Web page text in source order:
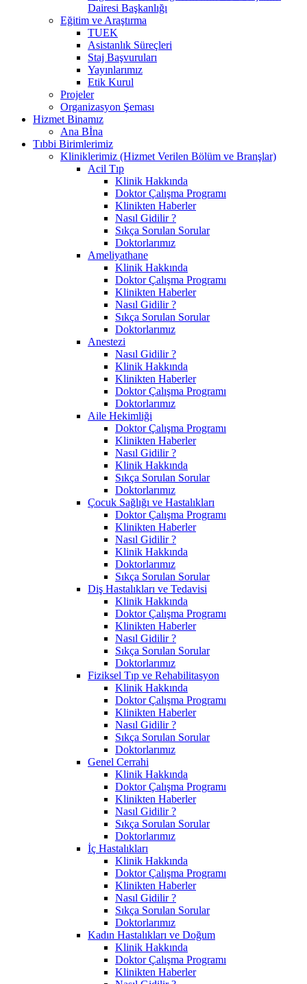
Dairesi Başkanlığı
Eğitim ve Araştırma
TUEK
Asistanlık Süreçleri
Staj Başvuruları
Yayınlarımız
Etik Kurul
Projeler
Organizasyon Şeması
Hizmet Binamız
Ana Bİna
Tıbbi Birimlerimiz
Kliniklerimiz (Hizmet Verilen Bölüm ve Branşlar)
Acil Tıp
Klinik Hakkında
Doktor Çalışma Programı
Klinikten Haberler
Nasıl Gidilir ?
Sıkça Sorulan Sorular
Doktorlarımız
Ameliyathane
Klinik Hakkında
Doktor Çalışma Programı
Klinikten Haberler
Nasıl Gidilir ?
Sıkça Sorulan Sorular
Doktorlarımız
Anestezi
Nasıl Gidilir ?
Klinik Hakkında
Klinikten Haberler
Doktor Çalışma Programı
Doktorlarımız
Aile Hekimliği
Doktor Çalışma Programı
Klinikten Haberler
Nasıl Gidilir ?
Klinik Hakkında
Sıkça Sorulan Sorular
Doktorlarımız
Çocuk Sağlığı ve Hastalıkları
Doktor Çalışma Programı
Klinikten Haberler
Nasıl Gidilir ?
Klinik Hakkında
Doktorlarımız
Sıkça Sorulan Sorular
Diş Hastalıkları ve Tedavisi
Klinik Hakkında
Doktor Çalışma Programı
Klinikten Haberler
Nasıl Gidilir ?
Sıkça Sorulan Sorular
Doktorlarımız
Fiziksel Tıp ve Rehabilitasyon
Klinik Hakkında
Doktor Çalışma Programı
Klinikten Haberler
Nasıl Gidilir ?
Sıkça Sorulan Sorular
Doktorlarımız
Genel Cerrahi
Klinik Hakkında
Doktor Çalışma Programı
Klinikten Haberler
Nasıl Gidilir ?
Sıkça Sorulan Sorular
Doktorlarımız
İç Hastalıkları
Klinik Hakkında
Doktor Çalışma Programı
Klinikten Haberler
Nasıl Gidilir ?
Sıkça Sorulan Sorular
Doktorlarımız
Kadın Hastalıkları ve Doğum
Klinik Hakkında
Doktor Çalışma Programı
Klinikten Haberler